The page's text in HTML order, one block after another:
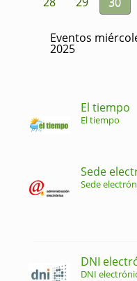
Eventos
2025
El tiempo
El tiempo
Sede
Sede
DNI
DNI